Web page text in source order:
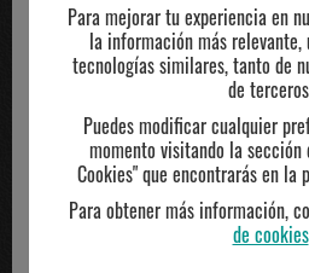
Para mejorar tu experiencia en
la información más
tecnologías similares, tanto de
de
Puedes modificar cualquier
momento visitando la sección
Cookies" que encontrarás en
Para obtener más información,
de cookies